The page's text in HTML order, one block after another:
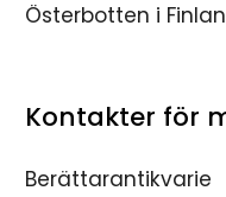
Österbotten i
Kontakter för
Berättarantikvarie